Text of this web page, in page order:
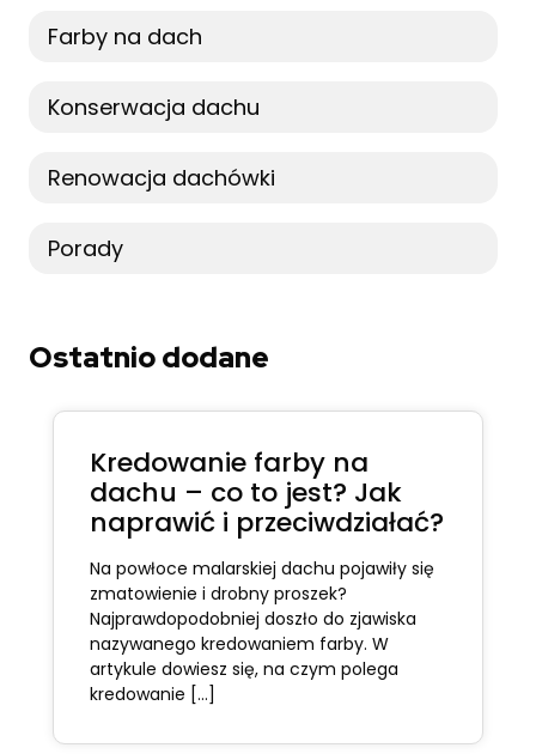
Farby na dach
Konserwacja dachu
Renowacja dachówki
Porady
Ostatnio dodane
Kredowanie farby na
dachu – co to jest? Jak
naprawić i przeciwdziałać?
Na powłoce malarskiej dachu pojawiły się
zmatowienie i drobny proszek?
Najprawdopodobniej doszło do zjawiska
nazywanego kredowaniem farby. W
artykule dowiesz się, na czym polega
kredowanie […]